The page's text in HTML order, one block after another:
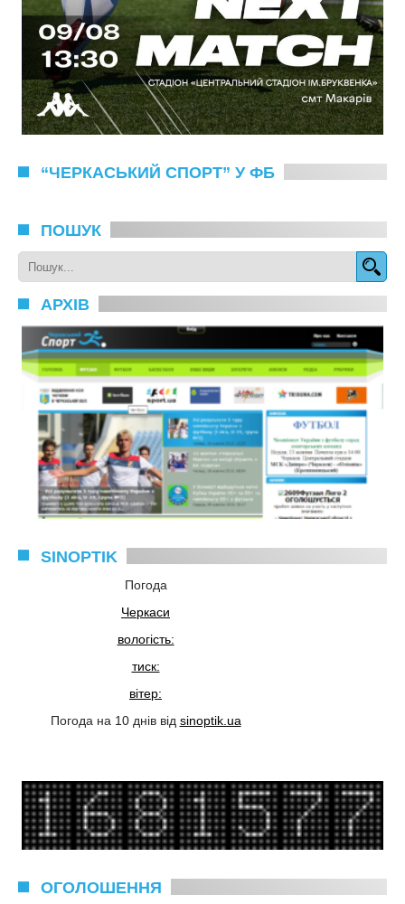
“ЧЕРКАСЬКИЙ СПОРТ” У ФБ
ПОШУК
АРХІВ
SINOPTIK
Погода
Черкаси
вологість:
тиск:
вітер:
Погода на 10 днів від sinoptik.ua
ОГОЛОШЕННЯ